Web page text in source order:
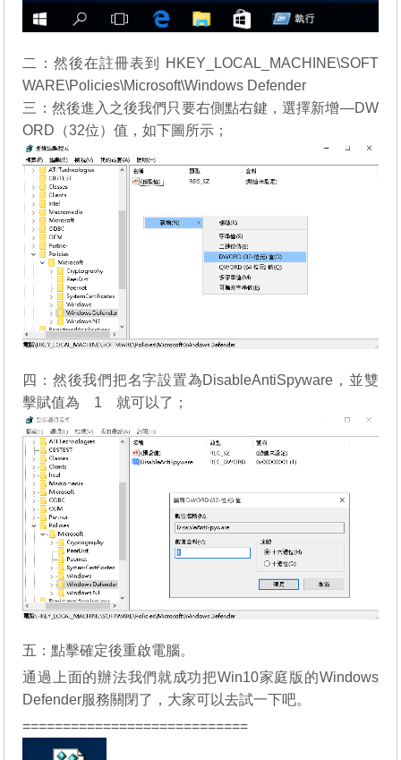
二：然後在註冊表到 HKEY_LOCAL_MACHINE\SOFT
WARE\Policies\Microsoft\Windows Defender
三：然後進入之後我們只要右側點右鍵，選擇新增—DW
ORD（32位）值，如下圖所示；
四：然後我們把名字設置為DisableAntiSpyware，並雙
擊賦值為 1 就可以了；
五：點擊確定後重啟電腦。
通過上面的辦法我們就成功把Win10家庭版的Windows
Defender服務關閉了，大家可以去試一下吧。
============================